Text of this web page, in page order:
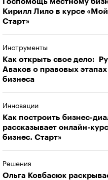
Кирилл Лило в курсе
Старт»
Инструменты
Как открыть свое дело:
Аваков о правовых
бизнеса
Инновации
Как построить бизнес-
рассказывает онлайн-
бизнес. Старт»
Решения
Ольга Ковбасюк